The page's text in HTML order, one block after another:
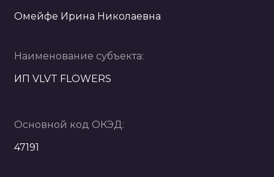
Омейфе Ирина Николаевна
Наименование субъекта:
ИП VLVT FLOWERS
Основной код ОКЭД:
47191